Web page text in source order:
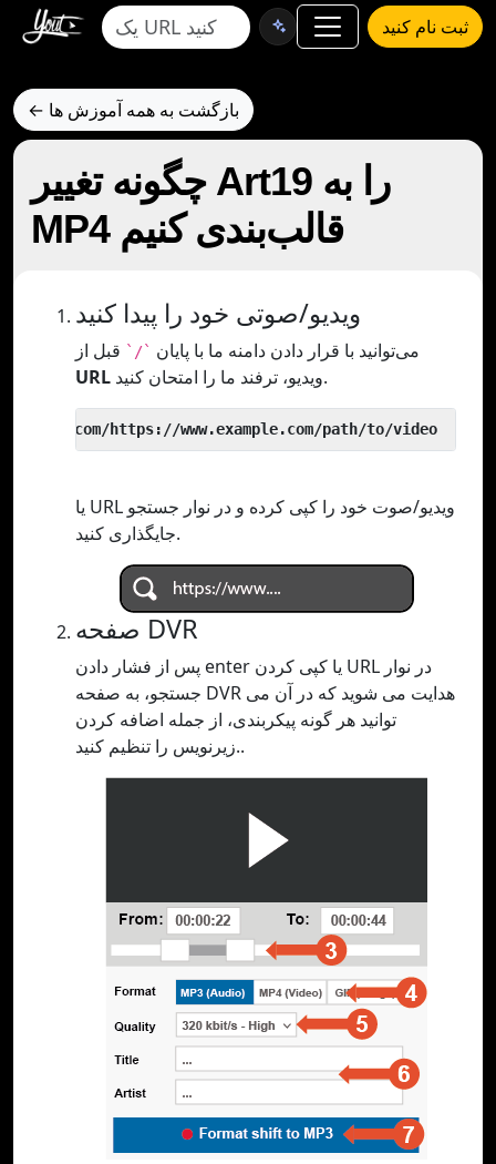
ثبت نام کنید
← بازگشت به همه آموزش ها
چگونه تغییر Art19 را به
MP4 قالب‌بندی کنیم
ویدیو/صوتی خود را پیدا کنید
می‌توانید با قرار دادن دامنه ما با پایان `/` قبل از
URL
ویدیو، ترفند ما را امتحان کنید.
یا URL ویدیو/صوت خود را کپی کرده و در نوار جستجو
جایگذاری کنید.
صفحه DVR
پس از فشار دادن enter یا کپی کردن URL در نوار
جستجو، به صفحه DVR هدایت می شوید که در آن می
توانید هر گونه پیکربندی، از جمله اضافه کردن
زیرنویس را تنظیم کنید..